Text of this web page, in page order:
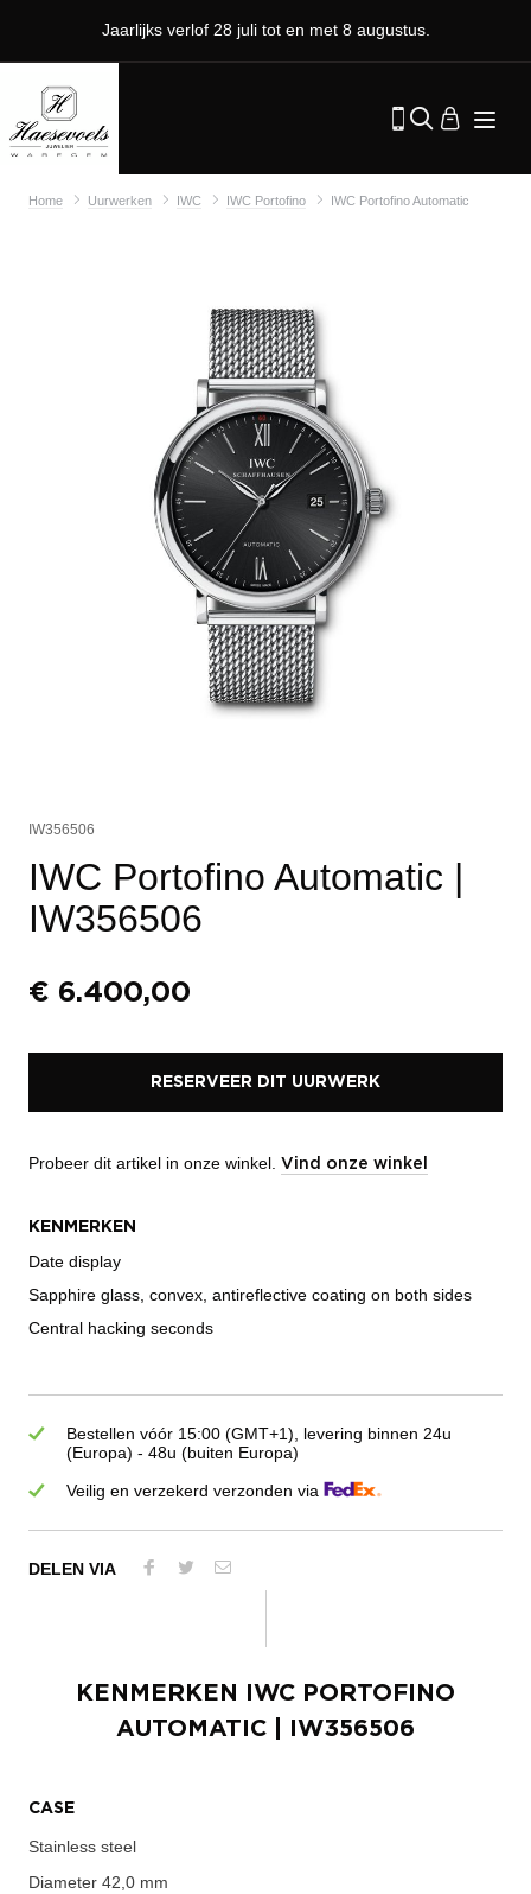
Jaarlijks verlof 28 juli tot en met 8 augustus.
Home Uurwerken IWC IWC Portofino IWC Portofino Automatic
IW356506
IWC Portofino Automatic |
IW356506
€ 6.400,00
RESERVEER DIT UURWERK
Probeer dit artikel in onze winkel. Vind onze winkel
KENMERKEN
Date display
Sapphire glass, convex, antireflective coating on both sides
Central hacking seconds
Bestellen vóór 15:00 (GMT+1), levering binnen 24u
(Europa) - 48u (buiten Europa)
Veilig en verzekerd verzonden via
DELEN VIA
KENMERKEN
IWC PORTOFINO
AUTOMATIC | IW356506
CASE
Stainless steel
Diameter 42,0 mm